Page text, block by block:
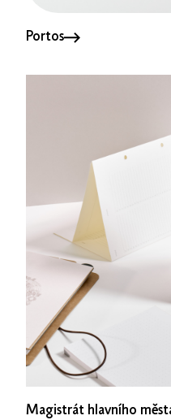
Portos
Magistrát hlavního